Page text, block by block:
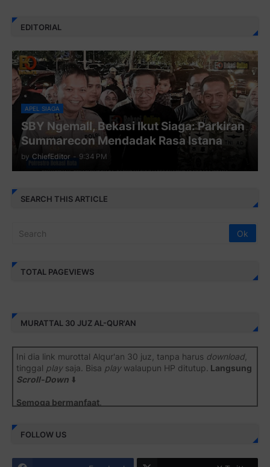
EDITORIAL
APEL SIAGA
SBY Ngemall, Bekasi Ikut Siaga: Parkiran
Summarecon Mendadak Rasa Istana
by ChiefEditor - 9:34 PM
SEARCH THIS ARTICLE
TOTAL PAGEVIEWS
MURATTAL 30 JUZ AL-QUR'AN
Ini dia link murottal Alqur'an 30 juz, tanpa harus download,
tinggal playsaja. Bisa playwalaupun HP ditutup. Langsung
Scroll-Down ⬇️
Semoga bermanfaat.
Juz 1 ⇨
FOLLOW US